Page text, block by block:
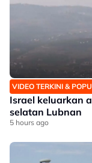
VIDEO TERKINI &
Israel keluarkan
selatan Lubnan
5 hours ago